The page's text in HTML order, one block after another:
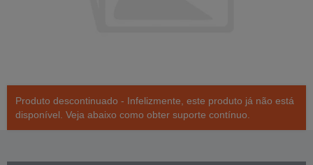
Produto descontinuado - Infelizmente, este produto já não está
disponível. Veja abaixo como obter suporte contínuo.